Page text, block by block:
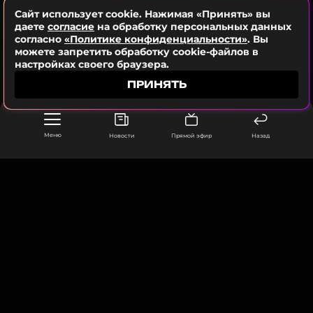
Меню Новости Прямой эфир Назад
ССЫЛКА
Сайт использует cookie. Нажимая «Принять» вы
даете согласие на обработку персональных данных
согласно «Политике конфиденциальности». Вы
можете запретить обработку cookie-файлов в
настройках своего браузера.
ПРИНЯТЬ